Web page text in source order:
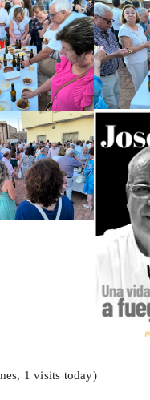
1 visits today)